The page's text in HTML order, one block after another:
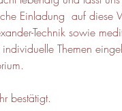
Einladung  auf diese
Technik sowie
Themen
bestätigt.